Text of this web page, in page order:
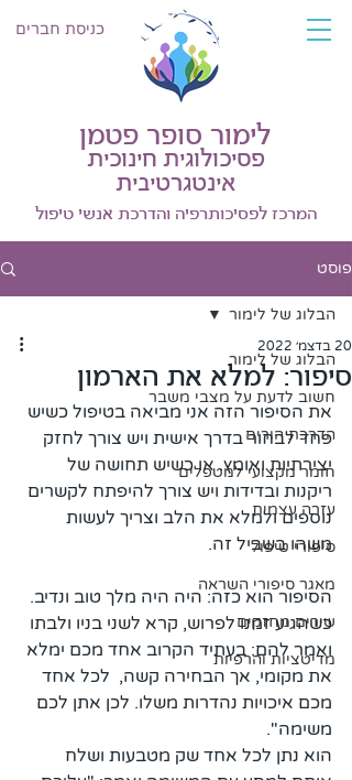
לימור סופר פטמן
פסיכולוגית חינוכית
אינטגרטיבית
המרכז לפסיכותרפיה והדרכת אנשי טיפול
כניסת חברים
פוסט
הבלוג של לימור
חשוב לדעת על מצבי משבר
הדרכת הורים
חומר מקצועי למטפלים
עזרה עצמית
סיפורי טיפול
מאגר סיפורי השראה
שירים מחזקים
מדיטציות והרפיות
הבלוג של לימור
סיפור: למלא את הארמון
20 בדצמ׳ 2022
את הסיפור הזה אני מביאה בטיפול כשיש
פחד לבחור בדרך אישית ויש צורך לחזק
יצירתיות ואומץ. או כשיש תחושה של
ריקנות ובדידות ויש צורך להיפתח לקשרים
נוספים ולמלא את הלב וצריך לעשות
משהו בשביל זה.
הסיפור הוא כזה: היה היה מלך טוב ונדיב.
כשהגיע זמנו לפרוש, קרא לשני בניו ולבתו
ואמר להם: בעתיד הקרוב אחד מכם ימלא
את מקומי, אך הבחירה קשה,  לכל אחד
מכם איכויות נהדרות משלו. לכן אתן לכם
משימה".
הוא נתן לכל אחד שק מטבעות ושלח